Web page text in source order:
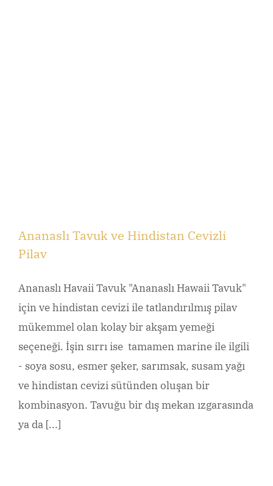
Ananaslı Tavuk ve Hindistan Cevizli
Pilav
Ananaslı Havaii Tavuk "Ananaslı Hawaii Tavuk"
için ve hindistan cevizi ile tatlandırılmış pilav
mükemmel olan kolay bir akşam yemeği
seçeneği. İşin sırrı ise tamamen marine ile ilgili
- soya sosu, esmer şeker, sarımsak, susam yağı
ve hindistan cevizi sütünden oluşan bir
kombinasyon. Tavuğu bir dış mekan ızgarasında
ya da [...]